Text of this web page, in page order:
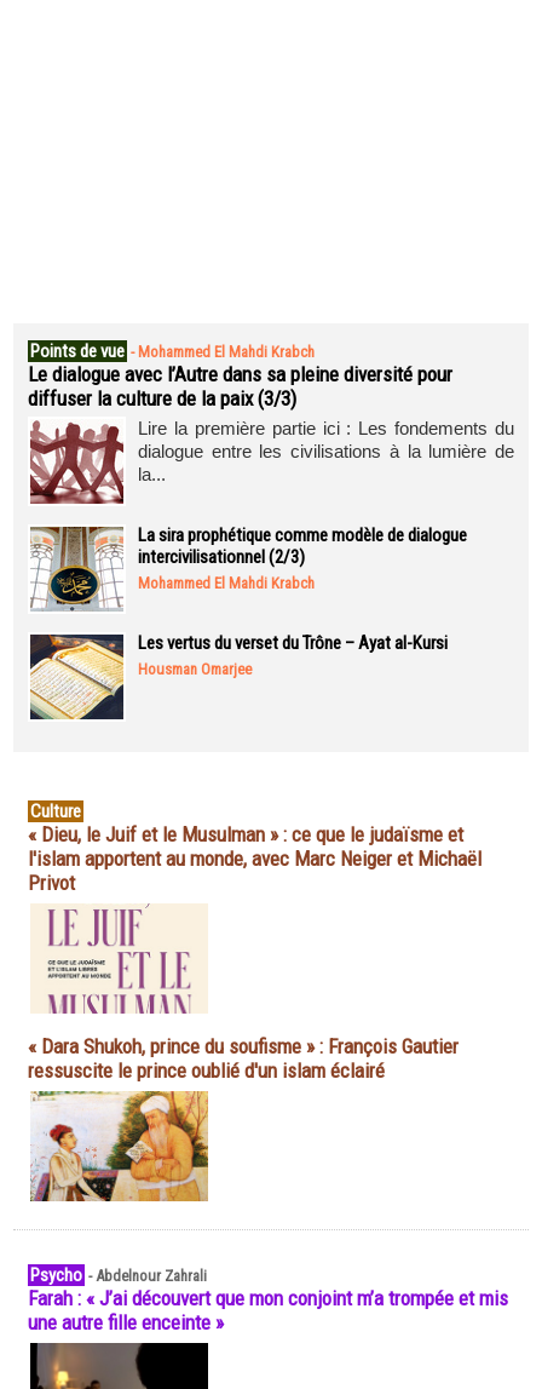
Points de vue - Mohammed El Mahdi Krabch
Le dialogue avec l’Autre dans sa pleine diversité pour
diffuser la culture de la paix (3/3)
Lire la première partie ici : Les fondements du
dialogue entre les civilisations à la lumière de
la...
La sira prophétique comme modèle de dialogue
intercivilisationnel (2/3)
Mohammed El Mahdi Krabch
Les vertus du verset du Trône – Ayat al-Kursi
Housman Omarjee
Culture
« Dieu, le Juif et le Musulman » : ce que le judaïsme et
l'islam apportent au monde, avec Marc Neiger et Michaël
Privot
« Dara Shukoh, prince du soufisme » : François Gautier
ressuscite le prince oublié d'un islam éclairé
Psycho -Abdelnour Zahrali
Farah : « J’ai découvert que mon conjoint m’a trompée et mis
une autre fille enceinte »